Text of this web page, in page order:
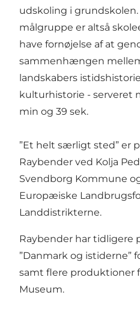
udskoling i
målgruppe er altså
have fornøjelse af at
sammenhængen
landskabers
kulturhistorie - serveret
min og 39 sek.
”Et helt særligt sted” er
Raybender ved Kolja
Svendborg Kommune
Europæiske
Landdistrikterne.
Raybender har tidligere
”Danmark og istiderne”
samt flere produktioner
Museum.